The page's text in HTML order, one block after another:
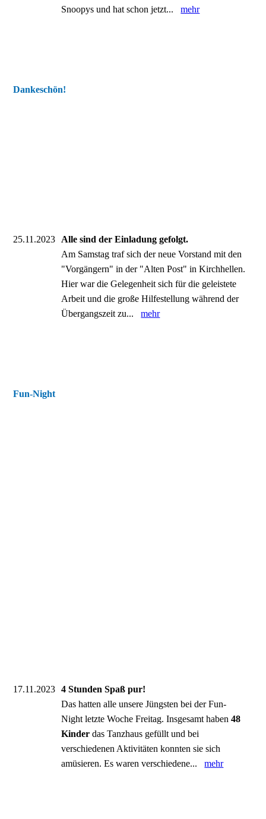
Snoopys und hat schon jetzt...mehr
Dankeschön!
25.11.2023
Alle sind der Einladung gefolgt.
Am Samstag traf sich der neue Vorstand mit den
"Vorgängern" in der "Alten Post" in Kirchhellen.
Hier war die Gelegenheit sich für die geleistete
Arbeit und die große Hilfestellung während der
Übergangszeit zu...mehr
Fun-Night
17.11.2023
4 Stunden Spaß pur!
Das hatten alle unsere Jüngsten bei der Fun-
Night letzte Woche Freitag. Insgesamt haben48
Kinder das Tanzhaus gefüllt und bei
verschiedenen Aktivitäten konnten sie sich
amüsieren. Es waren verschiedene...mehr